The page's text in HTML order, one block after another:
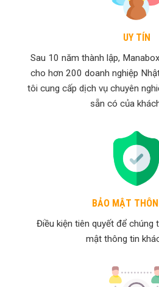
UY TÍN
Sau 10 năm thành lập,
cho hơn 200 doanh nghiệp
tôi cung cấp dịch vụ chuyên
sẵn có của
BẢO MẬT
Điều kiện tiên quyết để chúng
mật thông tin